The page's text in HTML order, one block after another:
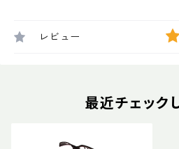
レビュー
最近チェック